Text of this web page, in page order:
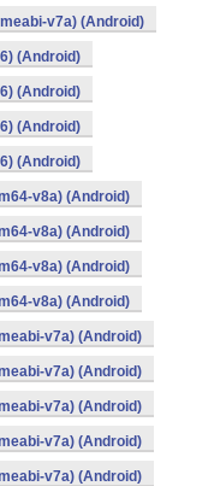
v7a) (Android)
(Android)
(Android)
(Android)
(Android)
v8a) (Android)
v8a) (Android)
v8a) (Android)
v8a) (Android)
v7a) (Android)
v7a) (Android)
v7a) (Android)
v7a) (Android)
v7a) (Android)